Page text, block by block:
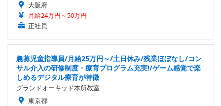
大阪府
月給24万円～50万円
正社員
急募児童指導員/月給25万円～/土日休み/残業ほぼなし/コン
サル介入の研修制度・療育プログラム充実!/ゲーム感覚で楽
しめるデジタル療育が特徴
グランドオーキッド本所教室
東京都